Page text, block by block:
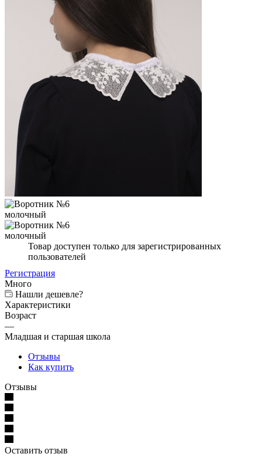
Товар доступен только для зарегистрированных
пользователей
Регистрация
Много
Нашли дешевле?
Характеристики
Возраст
—
Младшая и старшая школа
Отзывы
Как купить
Отзывы
Оставить отзыв